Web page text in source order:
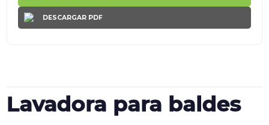
DESCARGAR PDF
Lavadora para baldes